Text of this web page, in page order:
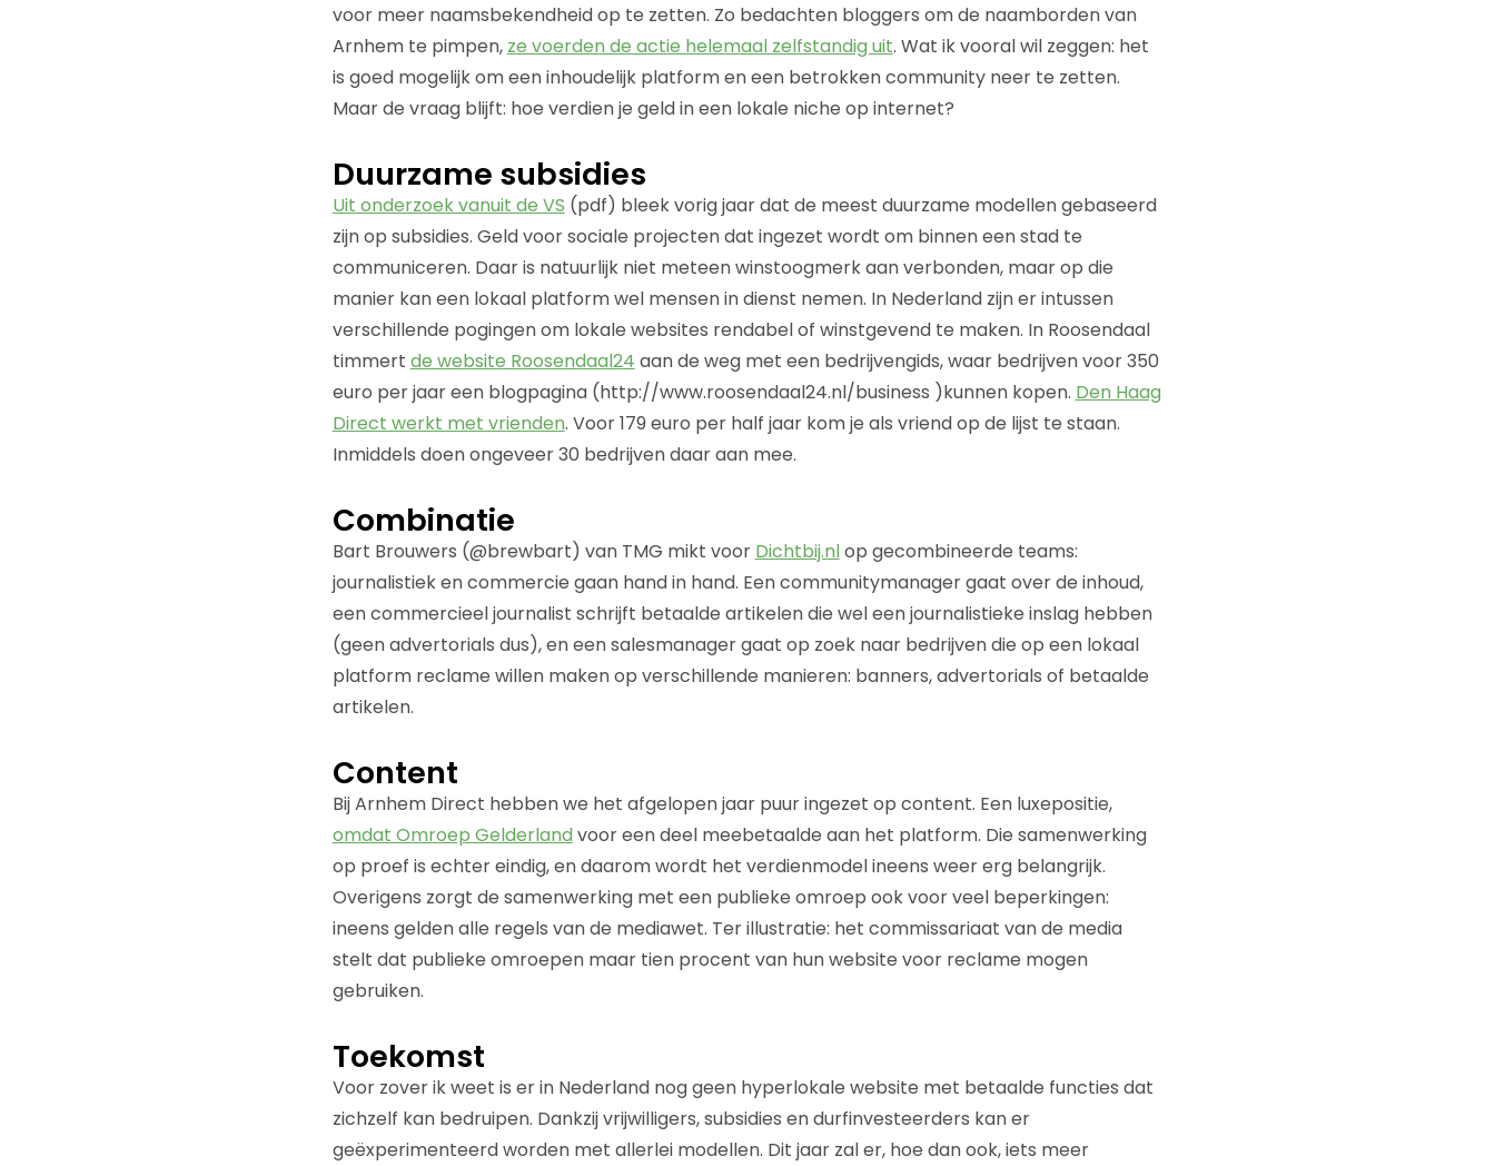
voor meer naamsbekendheid op te zetten. Zo bedachten bloggers om de naamborden van
Arnhem te pimpen, ze voerden de actie helemaal zelfstandig uit. Wat ik vooral wil zeggen: het
is goed mogelijk om een inhoudelijk platform en een betrokken community neer te zetten.
Maar de vraag blijft: hoe verdien je geld in een lokale niche op internet?
Duurzame subsidies
Uit onderzoek vanuit de VS (pdf) bleek vorig jaar dat de meest duurzame modellen gebaseerd
zijn op subsidies. Geld voor sociale projecten dat ingezet wordt om binnen een stad te
communiceren. Daar is natuurlijk niet meteen winstoogmerk aan verbonden, maar op die
manier kan een lokaal platform wel mensen in dienst nemen. In Nederland zijn er intussen
verschillende pogingen om lokale websites rendabel of winstgevend te maken. In Roosendaal
timmert de website Roosendaal24 aan de weg met een bedrijvengids, waar bedrijven voor 350
euro per jaar een blogpagina (http://www.roosendaal24.nl/business )kunnen kopen. Den Haag
Direct werkt met vrienden. Voor 179 euro per half jaar kom je als vriend op de lijst te staan.
Inmiddels doen ongeveer 30 bedrijven daar aan mee.
Combinatie
Bart Brouwers (@brewbart) van TMG mikt voor Dichtbij.nlop gecombineerde teams:
journalistiek en commercie gaan hand in hand. Een communitymanager gaat over de inhoud,
een commercieel journalist schrijft betaalde artikelen die wel een journalistieke inslag hebben
(geen advertorials dus), en een salesmanager gaat op zoek naar bedrijven die op een lokaal
platform reclame willen maken op verschillende manieren: banners, advertorials of betaalde
artikelen.
Content
Bij Arnhem Direct hebben we het afgelopen jaar puur ingezet op content. Een luxepositie,
omdat Omroep Gelderland voor een deel meebetaalde aan het platform. Die samenwerking
op proef is echter eindig, en daarom wordt het verdienmodel ineens weer erg belangrijk.
Overigens zorgt de samenwerking met een publieke omroep ook voor veel beperkingen:
ineens gelden alle regels van de mediawet. Ter illustratie: het commissariaat van de media
stelt dat publieke omroepen maar tien procent van hun website voor reclame mogen
gebruiken.
Toekomst
Voor zover ik weet is er in Nederland nog geen hyperlokale website met betaalde functies dat
zichzelf kan bedruipen. Dankzij vrijwilligers, subsidies en durfinvesteerders kan er
geëxperimenteerd worden met allerlei modellen. Dit jaar zal er, hoe dan ook, iets meer